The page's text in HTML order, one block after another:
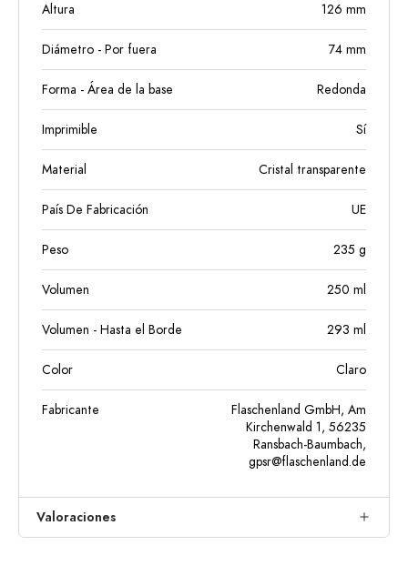
Altura 126 mm
Diámetro - Por fuera 74 mm
Forma - Área de la base Redonda
Imprimible Sí
Material Cristal transparente
País De Fabricación UE
Peso 235 g
Volumen 250 ml
Volumen - Hasta el Borde 293 ml
Color Claro
Fabricante
Flaschenland GmbH, Am
Kirchenwald 1, 56235
Ransbach-Baumbach,
gpsr@flaschenland.de
Valoraciones